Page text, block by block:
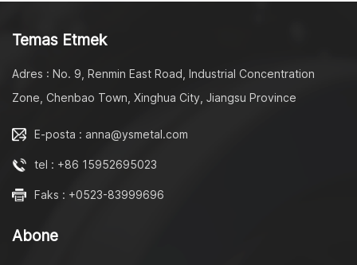
Temas Etmek
Adres : No. 9, Renmin East Road, Industrial Concentration
Zone, Chenbao Town, Xinghua City, Jiangsu Province
E-posta : anna@ysmetal.com
tel : +86 15952695023
Faks : +0523-83999696
Abone